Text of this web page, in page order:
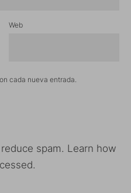
Web
cada nueva entrada.
spam. Learn how